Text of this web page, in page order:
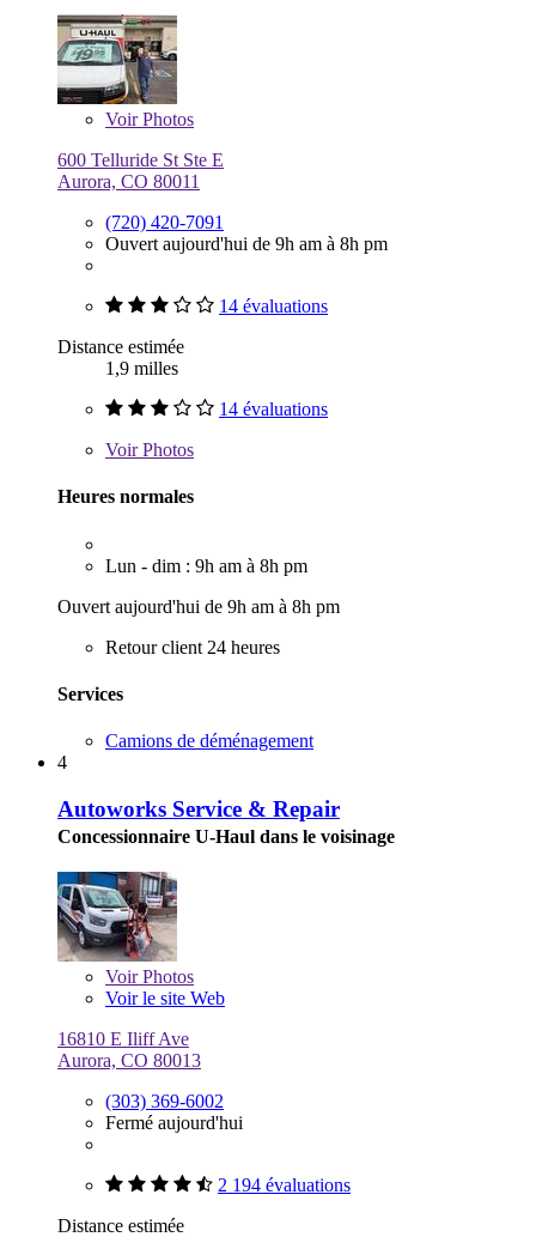
VoirPhotos
600 Telluride St Ste E
Aurora, CO 80011
(720) 420-7091
Ouvert aujourd'hui de 9h am à 8h pm
14 évaluations
Distance estimée
1,9 milles
14 évaluations
VoirPhotos
Heures normales
Lun - dim : 9h am à 8h pm
Ouvert aujourd'hui de 9h am à 8h pm
Retour client 24 heures
Services
Camions de déménagement
4
Autoworks Service & Repair
Concessionnaire U-Haul dans le voisinage
VoirPhotos
Voir le site Web
16810 E Iliff Ave
Aurora, CO 80013
(303) 369-6002
Fermé aujourd'hui
2 194 évaluations
Distance estimée